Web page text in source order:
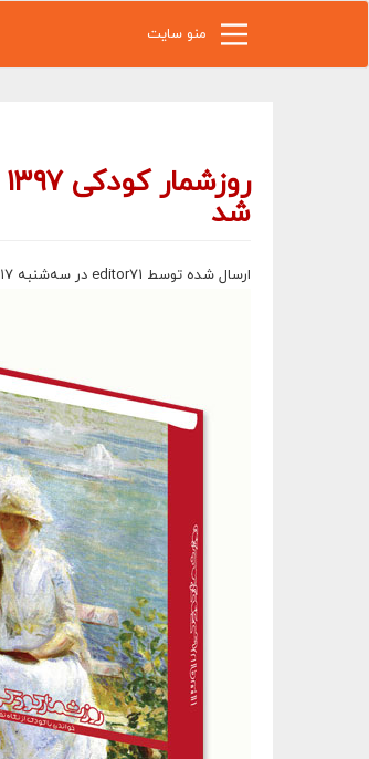
منو سایت
شد
ارسال شده توسط editor71 در سه‌شنبه ۱۳۹۶/۱۱/۱۷ - ۱۰:۵